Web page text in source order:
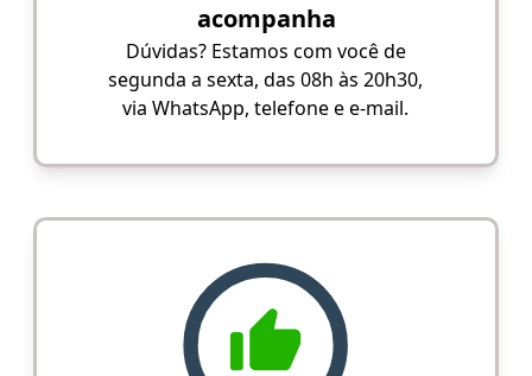
acompanha
Dúvidas? Estamos com você de
segunda a sexta, das 08h às 20h30,
via WhatsApp, telefone e e-mail.